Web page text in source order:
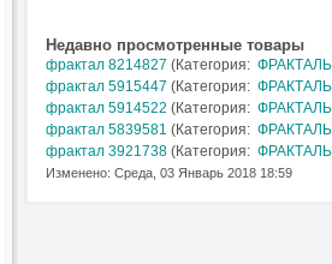
Недавно просмотренные товары
фрактал 8214827 (Категория:
фрактал 5915447 (Категория:
фрактал 5914522 (Категория:
фрактал 5839581 (Категория:
фрактал 3921738(Категория:
Изменено: Среда, 03 Январь 2018 18:59